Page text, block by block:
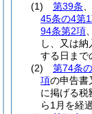
(1)
第39条
45条の4第
94条第2項
し、又は
する日まで
(2)
第74条
項の申告書
に掲げる税
ら1月を経